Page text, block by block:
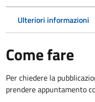
Ulteriori informazioni
Come fare
Per chiedere la
prendere appuntamento